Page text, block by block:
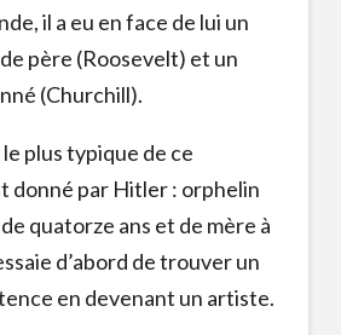
il a eu en face de lui un
père (Roosevelt) et un
(Churchill).
le plus typique de ce
donné par Hitler : orphelin
de quatorze ans et de mère à
d’abord de trouver un
en devenant un artiste.